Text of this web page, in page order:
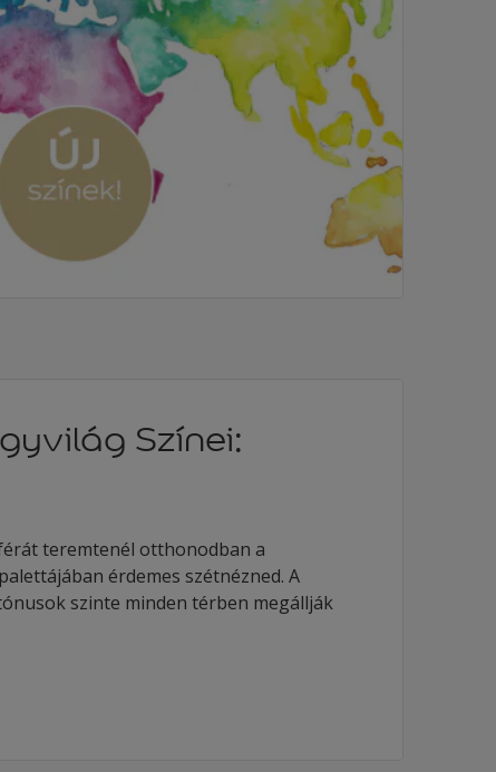
Színei:
teremtenél otthonodban a
érdemes szétnézned. A
szinte minden térben megállják